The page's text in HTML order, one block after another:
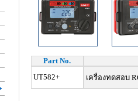
Part No.
UT582+
เครื่องทดสอบ